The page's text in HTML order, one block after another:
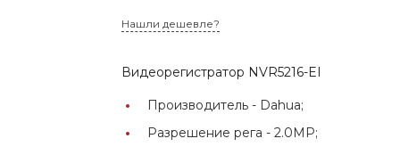
Нашли дешевле?
Видеорегистратор NVR5216-EI
Производитель - Dahua;
Разрешение рега -2.0MP;